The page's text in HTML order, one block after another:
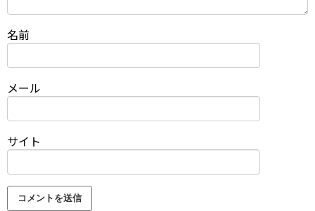
名前
メール
サイト